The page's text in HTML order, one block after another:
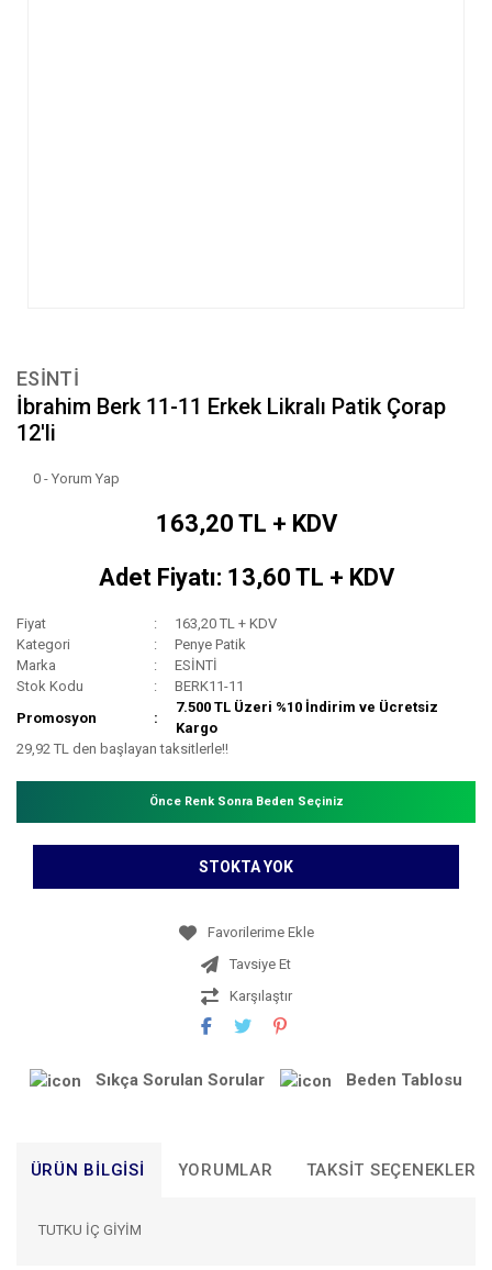
ESİNTİ
İbrahim Berk 11-11 Erkek Likralı Patik Çorap
12'li
0 - Yorum Yap
163,20 TL + KDV
Adet Fiyatı: 13,60 TL + KDV
Fiyat
163,20 TL + KDV
Kategori
Penye Patik
Marka
ESİNTİ
Stok Kodu
BERK11-11
Promosyon
7.500 TL Üzeri %10 İndirim ve Ücretsiz
Kargo
29,92 TL den başlayan taksitlerle!!
Önce Renk Sonra Beden Seçiniz
STOKTA YOK
Tavsiye Et
Karşılaştır
Sıkça Sorulan Sorular Beden Tablosu
ÜRÜN BILGISI YORUMLAR TAKSIT SEÇENEKLERI
TUTKU İÇ GİYİM